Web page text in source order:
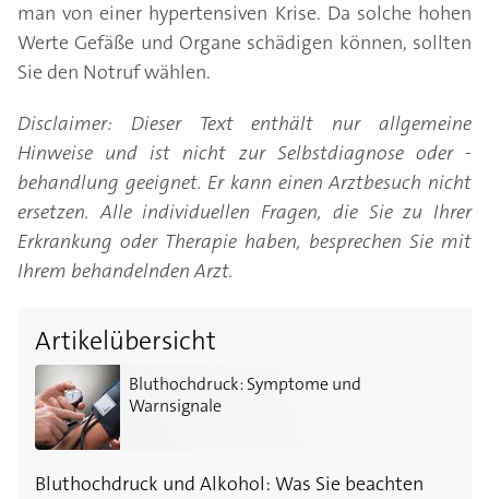
man von einer hypertensiven Krise. Da solche hohen
Werte Gefäße und Organe schädigen können, sollten
Sie den Notruf wählen.
Disclaimer: Dieser Text enthält nur allgemeine
Hinweise und ist nicht zur Selbstdiagnose oder -
behandlung geeignet. Er kann einen Arztbesuch nicht
ersetzen. Alle individuellen Fragen, die Sie zu Ihrer
Erkrankung oder Therapie haben, besprechen Sie mit
Ihrem behandelnden Arzt.
Artikelübersicht
Bluthochdruck: Symptome und
Warnsignale
Bluthochdruck: Symptome und Warnsignale
Bluthochdruck und Alkohol: Was Sie beachten